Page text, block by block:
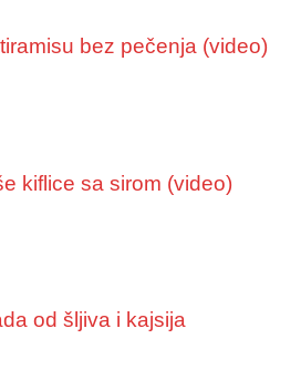
bez pečenja (video)
kiflice sa sirom (video)
od šljiva i kajsija